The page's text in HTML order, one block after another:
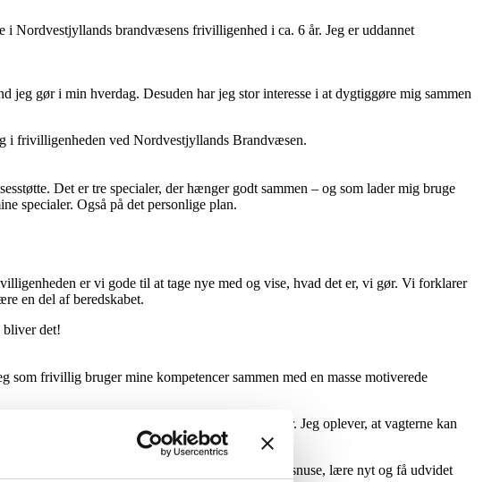
Nordvestjyllands brandvæsens frivilligenhed i ca. 6 år. Jeg er uddannet
jeg gør i min hverdag. Desuden har jeg stor interesse i at dygtiggøre mig sammen
i frivilligenheden ved Nordvestjyllands Brandvæsen.
Det er tre specialer, der hænger godt sammen – og som lader mig bruge
specialer. Også på det personlige plan.
er vi gode til at tage nye med og vise, hvad det er, vi gør. Vi forklarer
en del af beredskabet.
bliver det!
frivillig bruger mine kompetencer sammen med en masse motiverede
med førstehjælp til små byløb og fodboldstævner. Jeg oplever, at vagterne kan
ikke rækker endnu. Hér kan vi nemlig snuse, lære nyt og få udvidet